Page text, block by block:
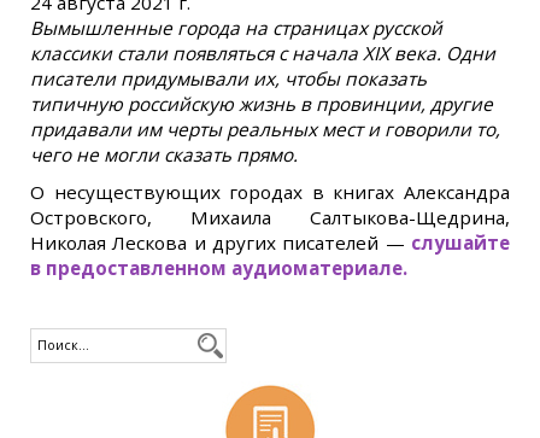
Вымышленные города на страницах русской
классики стали появляться с начала XIX века. Одни
писатели придумывали их, чтобы показать
типичную российскую жизнь в провинции, другие
придавали им черты реальных мест и говорили то,
чего не могли сказать прямо.
О несуществующих городах в книгах Александра
Островского, Михаила Салтыкова-Щедрина,
Николая Лескова и других писателей — слушайте
в предоставленном аудиоматериале.